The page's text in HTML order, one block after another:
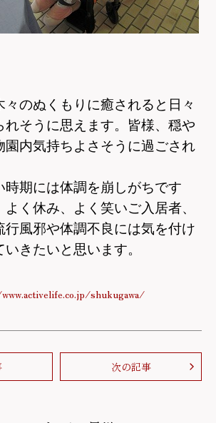
々のぬくもりに癒されると日々
れそうに思えます。皆様、穏や
園内気持ちよさそうに過ごされ
時期には体調を崩しがちです
く休み、よく笑いご入居者、
行風邪や体調不良には気を付け
きたいと思います。
shukugawa/
次の記事